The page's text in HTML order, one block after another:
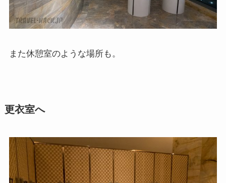
また休憩室のような場所も。
更衣室へ